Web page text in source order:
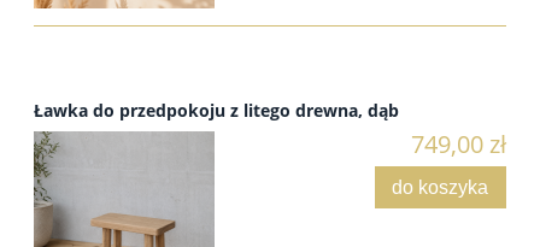
Ławka do przedpokoju z litego drewna, dąb
749,00 zł
do koszyka